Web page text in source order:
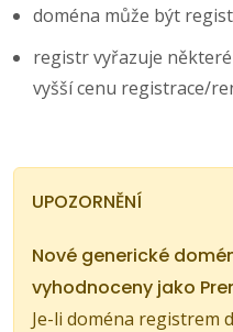
doména může být
registr vyřazuje
vyšší cenu registrace/
UPOZORNĚNÍ
Nové generické
vyhodnoceny jako
Je-li doména registrem